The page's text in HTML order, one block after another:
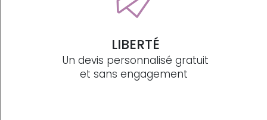
LIBERTÉ
Un devis personnalisé gratuit
et sans engagement